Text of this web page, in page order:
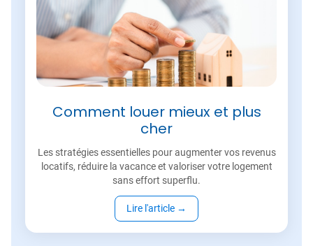
Comment louer mieux et plus
cher
Les stratégies essentielles pour augmenter vos revenus
locatifs, réduire la vacance et valoriser votre logement
sans effort superflu.
Lire l'article →